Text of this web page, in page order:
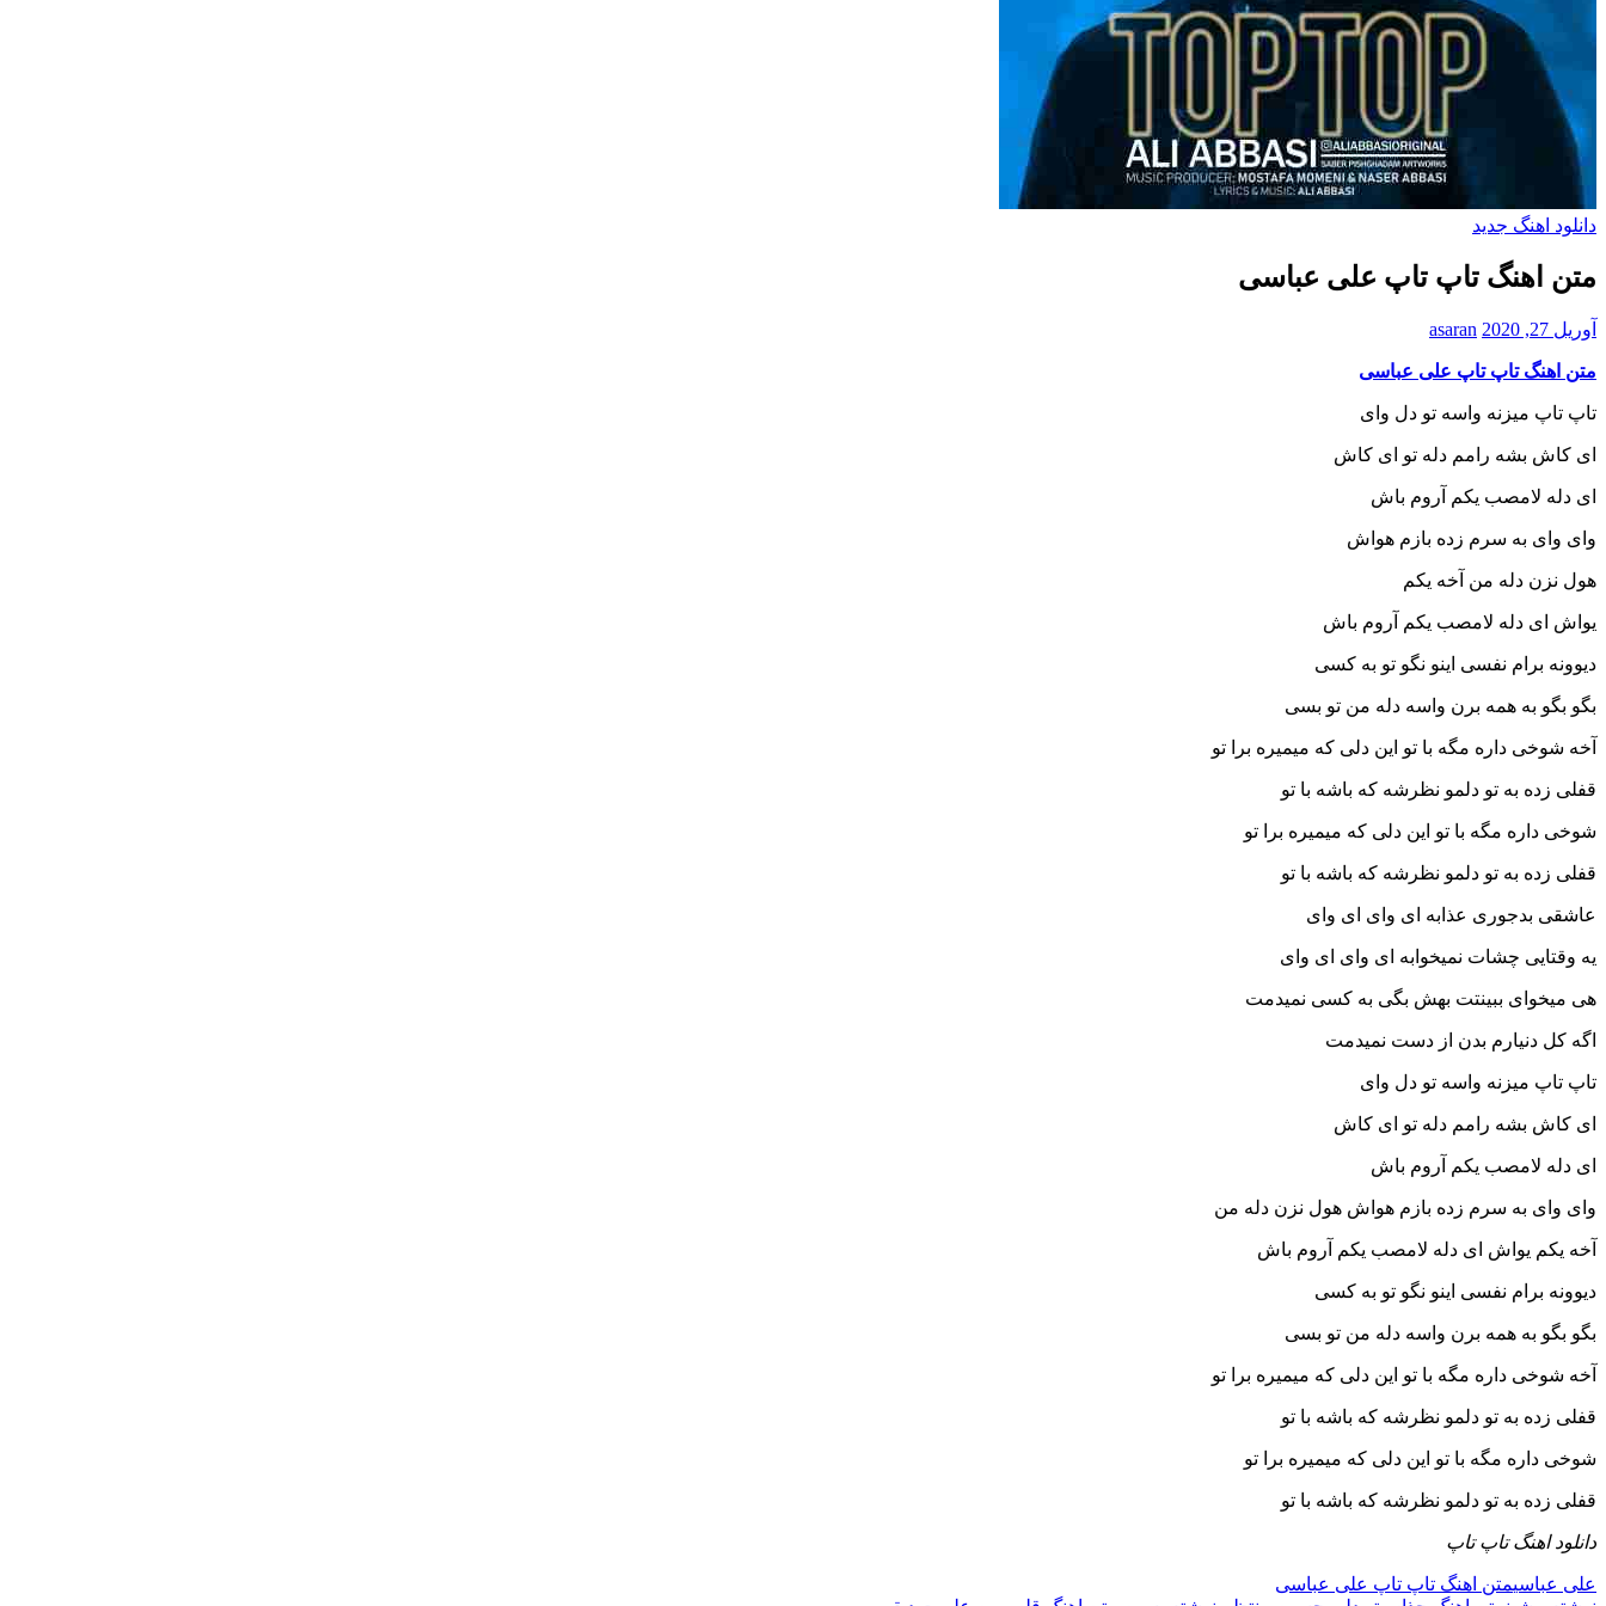
دانلود اهنگ جدید
متن اهنگ تاپ تاپ علی عباسی
آوریل 27, 2020 asaran
متن اهنگ تاپ تاپ علی عباسی
تاپ تاپ میزنه واسه تو دل وای
ای کاش بشه رامم دله تو ای کاش
ای دله لامصب یکم آروم باش
وای وای به سرم زده بازم هواش
هول نزن دله من آخه یکم
یواش ای دله لامصب یکم آروم باش
دیوونه برام نفسی اینو نگو تو به کسی
بگو بگو به همه برن واسه دله من تو بسی
آخه شوخی داره مگه با تو این دلی که میمیره برا تو
قفلی زده به تو دلمو نظرشه که باشه با تو
شوخی داره مگه با تو این دلی که میمیره برا تو
قفلی زده به تو دلمو نظرشه که باشه با تو
عاشقی بدجوری عذابه ای وای ای وای
یه وقتایی چشات نمیخوابه ای وای ای وای
هی میخوای ببینتت بهش بگی به کسی نمیدمت
اگه کل دنیارم بدن از دست نمیدمت
تاپ تاپ میزنه واسه تو دل وای
ای کاش بشه رامم دله تو ای کاش
ای دله لامصب یکم آروم باش
وای وای به سرم زده بازم هواش هول نزن دله من
آخه یکم یواش ای دله لامصب یکم آروم باش
دیوونه برام نفسی اینو نگو تو به کسی
بگو بگو به همه برن واسه دله من تو بسی
آخه شوخی داره مگه با تو این دلی که میمیره برا تو
قفلی زده به تو دلمو نظرشه که باشه با تو
شوخی داره مگه با تو این دلی که میمیره برا تو
قفلی زده به تو دلمو نظرشه که باشه با تو
دانلود اهنگ تاپ تاپ
علی عباسیمتن اهنگ تاپ تاپ علی عباسی